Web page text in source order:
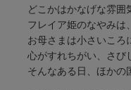
どこかはかなげな雰囲
フレイア姫のなやみは
お母さまは小さいころ
心がすれちがい、さび
そんなある日、ほかの